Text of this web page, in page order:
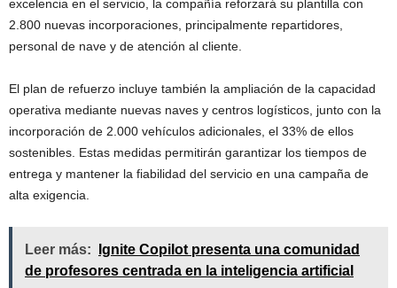
excelencia en el servicio, la compañía reforzará su plantilla con
2.800 nuevas incorporaciones, principalmente repartidores,
personal de nave y de atención al cliente.
El plan de refuerzo incluye también la ampliación de la capacidad
operativa mediante nuevas naves y centros logísticos, junto con la
incorporación de 2.000 vehículos adicionales, el 33% de ellos
sostenibles. Estas medidas permitirán garantizar los tiempos de
entrega y mantener la fiabilidad del servicio en una campaña de
alta exigencia.
Leer más:
Ignite Copilot presenta una comunidad
de profesores centrada en la inteligencia artificial